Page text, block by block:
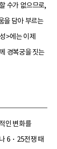
수가 없으므로,
을 담아 부르는
>에는 이제
경복궁을 짓는
인 변화를
6・25전쟁 때